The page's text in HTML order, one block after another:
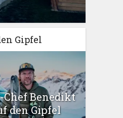
Gipfel
Benedikt
den Gipfel